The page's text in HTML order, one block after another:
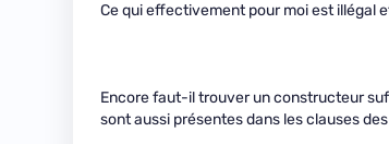
Ce qui effectivement pour moi est illégal
Encore faut-il trouver un constructeur
sont aussi présentes dans les clauses